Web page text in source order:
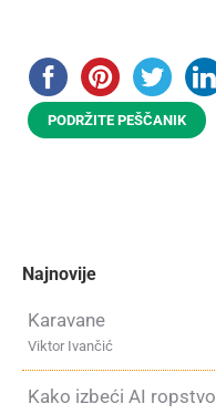
PODRŽITE PEŠČANIK
Najnovije
Karavane
Viktor Ivančić
Kako izbeći AI ropstvo